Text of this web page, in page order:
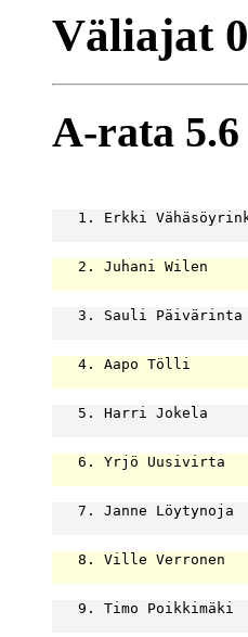
Väliajat
A-rata
1. Erkki
2.
3. Sauli
4. Aapo Tölli
5. Harri Jokela
6. Yrjö Uusivirta
7. Janne Löytynoja
8. Ville Verronen
9. Timo Poikkimäki